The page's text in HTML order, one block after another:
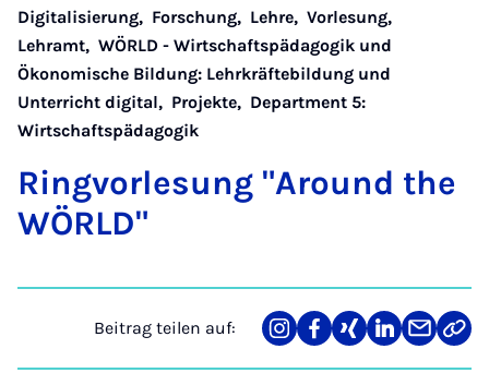
Digitalisierung, Forschung, Lehre, Vorlesung,
Lehramt, WÖRLD - Wirtschaftspädagogik und
Ökonomische Bildung: Lehrkräftebildung und
Unterricht digital, Projekte, Department 5:
Wirtschaftspädagogik
Ring­vor­le­sung "Around the
WÖRLD"
Beitrag teilen auf:
Teilen
auf
Teilen
auf
Teilen
auf
Teilen
auf
Teilen
über
Link